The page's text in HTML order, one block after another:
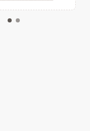
Kalendář událostí
náš newsletter